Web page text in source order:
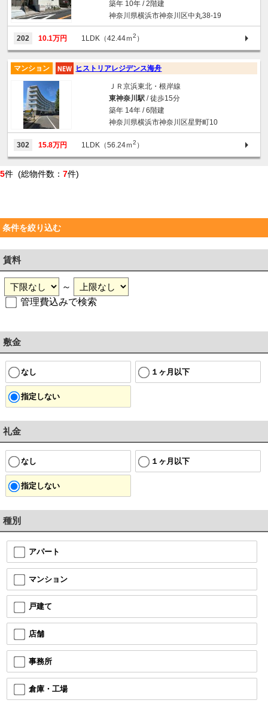
築年 10年 / 2階建
神奈川県横浜市神奈川区中丸38-19
202 10.1万円 1LDK（42.44ｍ2 ）
マンション ヒストリアレジデンス海舟
ＪＲ京浜東北・根岸線
東神奈川駅/ 徒歩15分
築年 14年 / 6階建
神奈川県横浜市神奈川区星野町10
302 15.8万円 1LDK（56.24ｍ2 ）
5件 (総物件数： 7件)
条件を絞り込む
賃料
～
管理費込みで検索
敷金
なし １ヶ月以下
指定しない
礼金
なし １ヶ月以下
指定しない
種別
アパート
マンション
戸建て
店舗
事務所
倉庫・工場